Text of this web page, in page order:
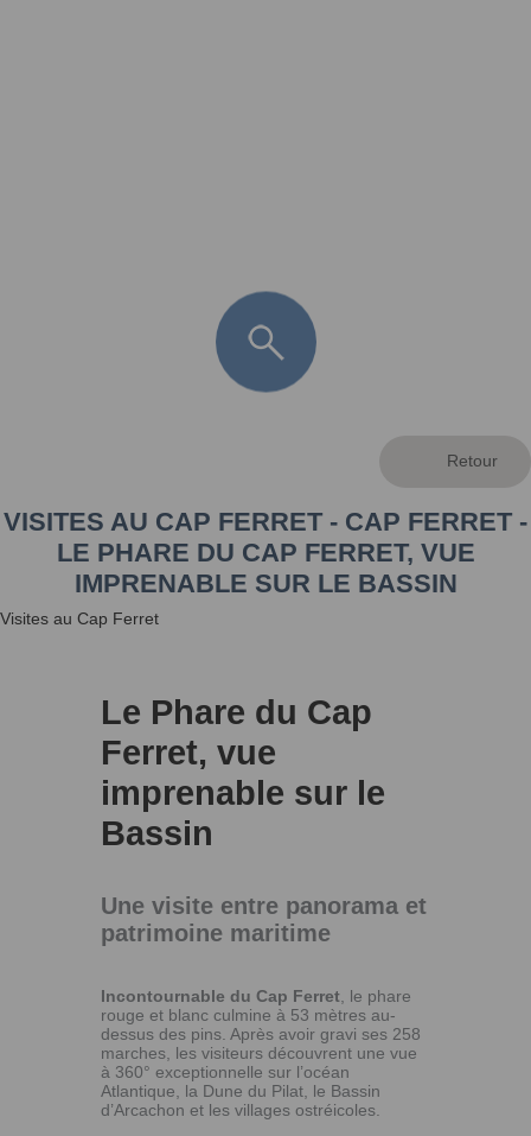
VISITES AU CAP FERRET - CAP FERRET -
LE PHARE DU CAP FERRET, VUE
IMPRENABLE SUR LE BASSIN
Visites au Cap Ferret
Le Phare du Cap
Ferret, vue
imprenable sur le
Bassin
Une visite entre panorama et
patrimoine maritime
Incontournable du Cap Ferret , le phare
rouge et blanc culmine à 53 mètres au-
dessus des pins. Après avoir gravi ses 258
marches, les visiteurs découvrent une vue
à 360° exceptionnelle sur l’océan
Atlantique, la Dune du Pilat, le Bassin
d’Arcachon et les villages ostréicoles.